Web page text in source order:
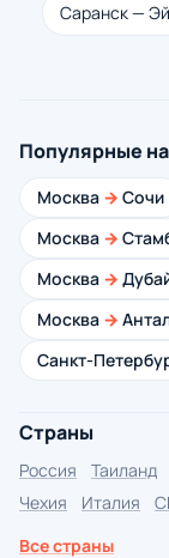
Саранск —
Популярные
Москва → Сочи
Москва →
Москва →
Москва →
Санкт-
Страны
Россия Таиланд
Чехия
Италия
Все страны